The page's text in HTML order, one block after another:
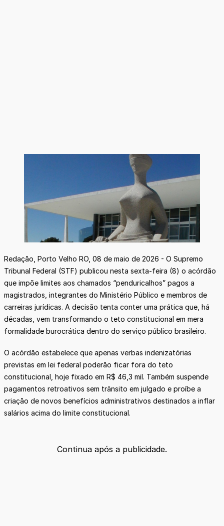
Redação, Porto Velho RO, 08 de maio de 2026 - O Supremo
Tribunal Federal (STF) publicou nesta sexta-feira (8) o acórdão
que impõe limites aos chamados “penduricalhos” pagos a
magistrados, integrantes do Ministério Público e membros de
carreiras jurídicas. A decisão tenta conter uma prática que, há
décadas, vem transformando o teto constitucional em mera
formalidade burocrática dentro do serviço público brasileiro.
O acórdão estabelece que apenas verbas indenizatórias
previstas em lei federal poderão ficar fora do teto
constitucional, hoje fixado em R$ 46,3 mil. Também suspende
pagamentos retroativos sem trânsito em julgado e proíbe a
criação de novos benefícios administrativos destinados a inflar
salários acima do limite constitucional.
Continua após a publicidade.